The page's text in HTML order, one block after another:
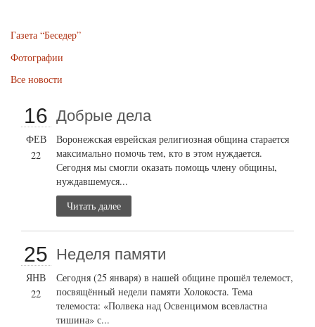
Газета “Беседер”
Фотографии
Все новости
16
ФЕВ
22
Добрые дела
Воронежская еврейская религиозная община старается
максимально помочь тем, кто в этом нуждается.
Сегодня мы смогли оказать помощь члену общины,
нуждавшемуся...
Читать далее
25
ЯНВ
22
Неделя памяти
Сегодня (25 января) в нашей общине прошёл телемост,
посвящённый недели памяти Холокоста. Тема
телемоста: «Полвека над Освенцимом всевластна
тишина» с...